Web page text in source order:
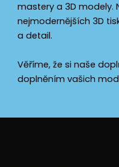
mastery a 3D modely.
nejmodernějších 3D
a detail.
Věříme, že si naše
doplněním vašich